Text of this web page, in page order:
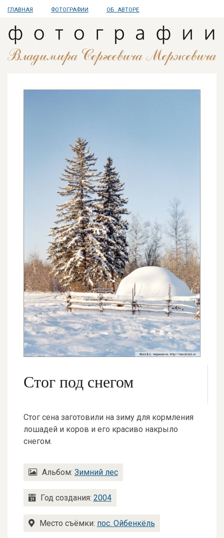
ГЛАВНАЯ ФОТОГРАФИИ ОБ АВТОРЕ
Стог под снегом
Стог сена заготовили на зиму для кормления
лошадей и коров и его красиво накрыло
снегом.
Альбом: Зимний лес
Год создания: 2004
Место съёмки: пос. Ойбенкёль